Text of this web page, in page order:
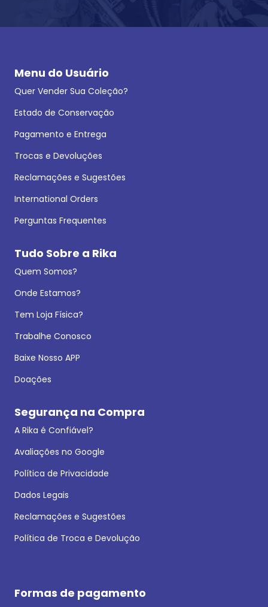
Menu do Usuário
Quer Vender Sua Coleção?
Estado de Conservação
Pagamento e Entrega
Trocas e Devoluções
Reclamações e Sugestões
International Orders
Perguntas Frequentes
Tudo Sobre a Rika
Quem Somos?
Onde Estamos?
Tem Loja Física?
Trabalhe Conosco
Baixe Nosso APP
Doações
Segurança na Compra
A Rika é Confiável?
Avaliações no Google
Política de Privacidade
Dados Legais
Reclamações e Sugestões
Política de Troca e Devolução
Formas de pagamento